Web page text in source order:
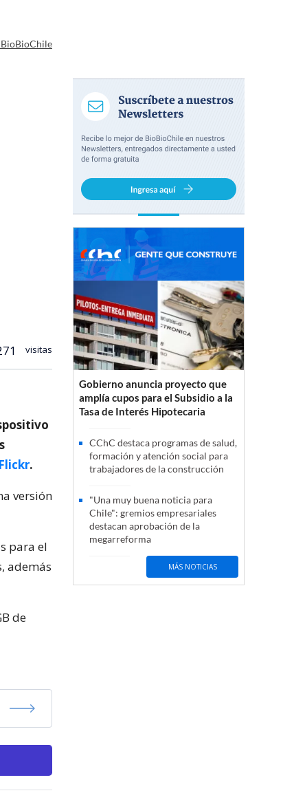
visitas
.
versión
para el
además
de
Gobierno anuncia proyecto que
amplía cupos para el Subsidio a la
Tasa de Interés Hipotecaria
CChC destaca programas de salud,
formación y atención social para
trabajadores de la construcción
"Una muy buena noticia para
Chile": gremios empresariales
destacan aprobación de la
megarreforma
MÁS NOTICIAS